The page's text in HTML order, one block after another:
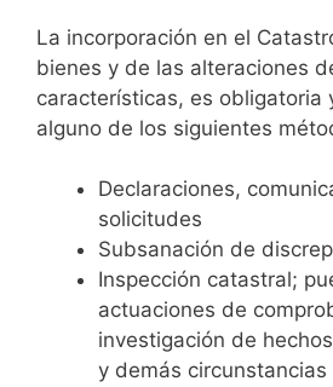
La incorporación en el
bienes y de las alteraciones
características, es obligatoria
alguno de los siguientes
Declaraciones,
solicitudes
Subsanación de
Inspección catastral;
actuaciones de
investigación de
y demás